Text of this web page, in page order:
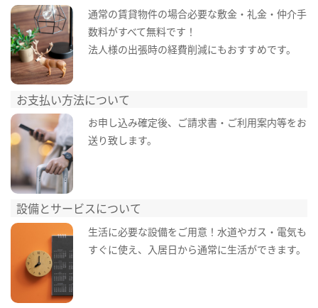
通常の賃貸物件の場合必要な敷金・礼金・仲介手
数料がすべて無料です！
法人様の出張時の経費削減にもおすすめです。
お支払い方法について
お申し込み確定後、ご請求書・ご利用案内等をお
送り致します。
設備とサービスについて
生活に必要な設備をご用意！水道やガス・電気も
すぐに使え、入居日から通常に生活ができます。